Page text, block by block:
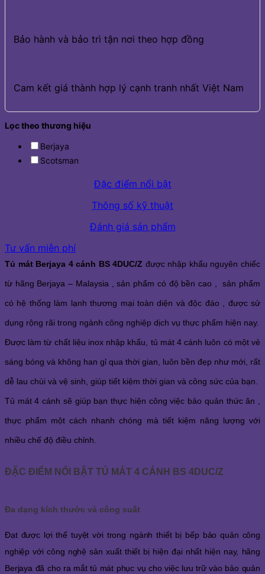
Bảo hành và bảo trì tận nơi theo hợp đồng
Cam kết giá thành hợp lý cạnh tranh nhất Việt Nam
Lọc theo thương hiệu
Berjaya
Scotsman
Đặc điểm nổi bật
Thông số kỹ thuật
Đánh giá sản phẩm
Tư vấn miễn phí
Tủ mát Berjaya 4 cánh BS 4DUC/Z được nhập khẩu nguyên chiếc
từ hãng Berjaya – Malaysia , sản phẩm có độ bền cao , sản phẩm
có hệ thống làm lạnh thương mại toàn diện và độc đáo , được sử
dụng rộng rãi trong ngành công nghiệp dịch vụ thực phẩm hiện nay.
Được làm từ chất liệu inox nhập khẩu, tủ mát 4 cánh luôn có một vẻ
sáng bóng và không han gỉ qua thời gian, luôn bền đẹp như mới, rất
dễ lau chùi và vệ sinh, giúp tiết kiệm thời gian và công sức của bạn.
Tủ mát 4 cánh sẽ giúp bạn thực hiện công việc bảo quản thức ăn ,
thực phẩm một cách nhanh chóng mà tiết kiệm năng lượng với
nhiều chế độ điều chỉnh.
ĐẶC ĐIỂM NỔI BẬT TỦ MÁT 4 CÁNH BS 4DUC/Z
Đa dạng kích thước và công suất
Đạt được lợi thế tuyệt vời trong ngành thiết bị bếp bảo quản công
nghiệp với công nghệ sản xuất thiết bị hiện đại nhất hiện nay, hãng
Berjaya đã cho ra mắt tủ mát phục vụ cho việc lưu trữ vào bảo quản